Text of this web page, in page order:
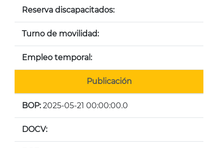
Reserva discapacitados:
Turno de movilidad:
Empleo temporal:
Publicación
BOP:2025-05-21 00:00:00.0
DOCV: